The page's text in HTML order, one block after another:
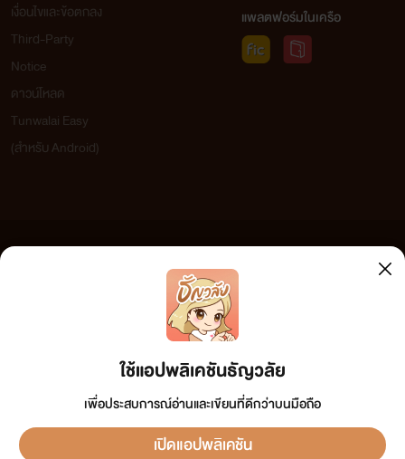
ใช้แอปพลิเคชันธัญวลัย
เพื่อประสบการณ์อ่านและเขียนที่ดีกว่าบนมือถือ
เปิดแอปพลิเคชัน
เงื่อนไขและข้อตกลง
Third-Party
Notice
ดาวน์โหลด
Tunwalai Easy
(สำหรับ Android)
แพลตฟอร์มในเครือ
เว็บไซต์แห่งนี้ไม่ได้เห็นด้วยและไม่ขอรับผิดชอบต่อข้อความใดๆ ทั้งสิ้น ดังนั้นผู้อ่านทุกท่านโปรดใช้
วิจารณญาณในการกลั่นกรองด้วยตนเอง และหากท่านพบข้อความใดๆ ที่ขัดต่อกฎหมายและศีลธรรม
กรุณาแจ้งมาที่ tunwalai@ookbee.com เพื่อทีมงานจะได้ดำเนินการในทันที ทั้งนี้ ทางเว็บไซต์ขอสงวน
ลิขสิทธิ์ตามพระราชบัญญัติลิขสิทธิ์ (ฉบับเพิ่มเติม) พ.ศ.2558